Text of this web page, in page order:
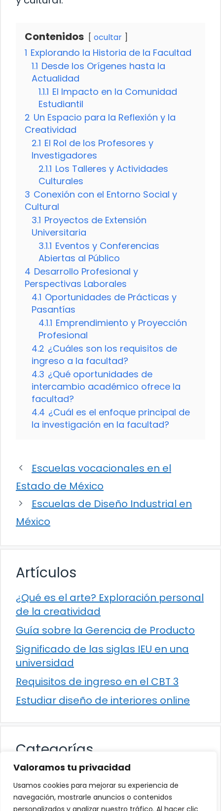
Valoramos tu privacidad
Usamos cookies para mejorar su experiencia de
navegación, mostrarle anuncios o contenidos
personalizados y analizar nuestro tráfico. Al hacer clic
Contenidos ocultar
1 Explorando la Historia de la Facultad
1.1 Desde los Orígenes hasta la
Actualidad
1.1.1 El Impacto en la Comunidad
Estudiantil
2 Un Espacio para la Reflexión y la
Creatividad
2.1 El Rol de los Profesores y
Investigadores
2.1.1 Los Talleres y Actividades
Culturales
3 Conexión con el Entorno Social y
Cultural
3.1 Proyectos de Extensión
Universitaria
3.1.1 Eventos y Conferencias
Abiertas al Público
4 Desarrollo Profesional y
Perspectivas Laborales
4.1 Oportunidades de Prácticas y
Pasantías
4.1.1 Emprendimiento y Proyección
Profesional
4.2 ¿Cuáles son los requisitos de
ingreso a la facultad?
4.3 ¿Qué oportunidades de
intercambio académico ofrece la
facultad?
4.4 ¿Cuál es el enfoque principal de
la investigación en la facultad?
Escuelas vocacionales en el
Estado de México
Escuelas de Diseño Industrial en
México
Artículos
¿Qué es el arte? Exploración personal
de la creatividad
Guía sobre la Gerencia de Producto
Significado de las siglas IEU en una
universidad
Requisitos de ingreso en el CBT 3
Estudiar diseño de interiores online
Categorías
Cultura
Educación